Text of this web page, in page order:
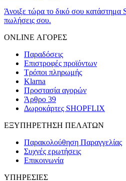
Άνοιξε τώρα το δικό σου κατάστημα
πωλήσεις σου.
ONLINE ΑΓΟΡΕΣ
Παραδόσεις
Επιστροφές προϊόντων
Τρόποι πληρωμής
Klarna
Προστασία αγορών
Άρθρο 39
Δωροκάρτες SHOPFLIX
ΕΞΥΠΗΡΕΤΗΣΗ ΠΕΛΑΤΩΝ
Παρακολούθηση Παραγγελίας
Συχνές ερωτήσεις
Επικοινωνία
ΥΠΗΡΕΣΙΕΣ